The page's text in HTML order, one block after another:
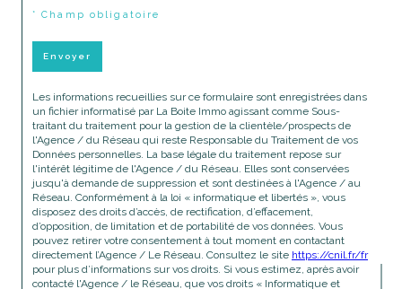
* Champ obligatoire
Envoyer
Les informations recueillies sur ce formulaire sont enregistrées dans
un fichier informatisé par La Boite Immo agissant comme Sous-
traitant du traitement pour la gestion de la clientèle/prospects de
l'Agence / du Réseau qui reste Responsable du Traitement de vos
Données personnelles. La base légale du traitement repose sur
l'intérêt légitime de l'Agence / du Réseau. Elles sont conservées
jusqu'à demande de suppression et sont destinées à l'Agence / au
Réseau. Conformément à la loi « informatique et libertés », vous
disposez des droits d’accès, de rectification, d’effacement,
d’opposition, de limitation et de portabilité de vos données. Vous
pouvez retirer votre consentement à tout moment en contactant
directement l’Agence / Le Réseau. Consultez le site https://cnil.fr/fr
pour plus d’informations sur vos droits. Si vous estimez, après avoir
contacté l'Agence / le Réseau, que vos droits « Informatique et